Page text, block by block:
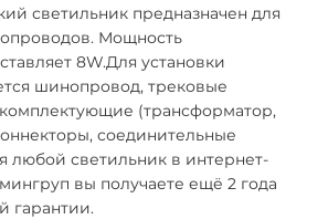
светильник предназначен для
Мощность
8W.Для установки
шинопровод, трековые
(трансформатор,
соединительные
любой светильник в интернет-
вы получаете ещё 2 года
гарантии.